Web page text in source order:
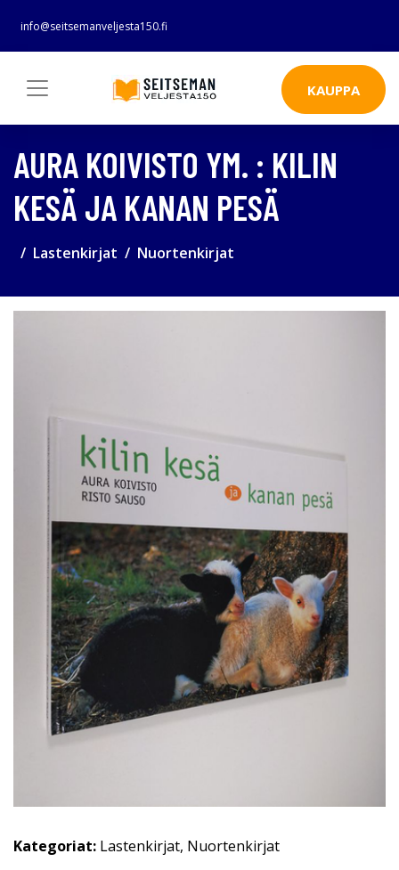
info@seitsemanveljesta150.fi
KAUPPA
AURA KOIVISTO YM. : KILIN
KESÄ JA KANAN PESÄ
Lastenkirjat Nuortenkirjat
Kategoriat: Lastenkirjat, Nuortenkirjat